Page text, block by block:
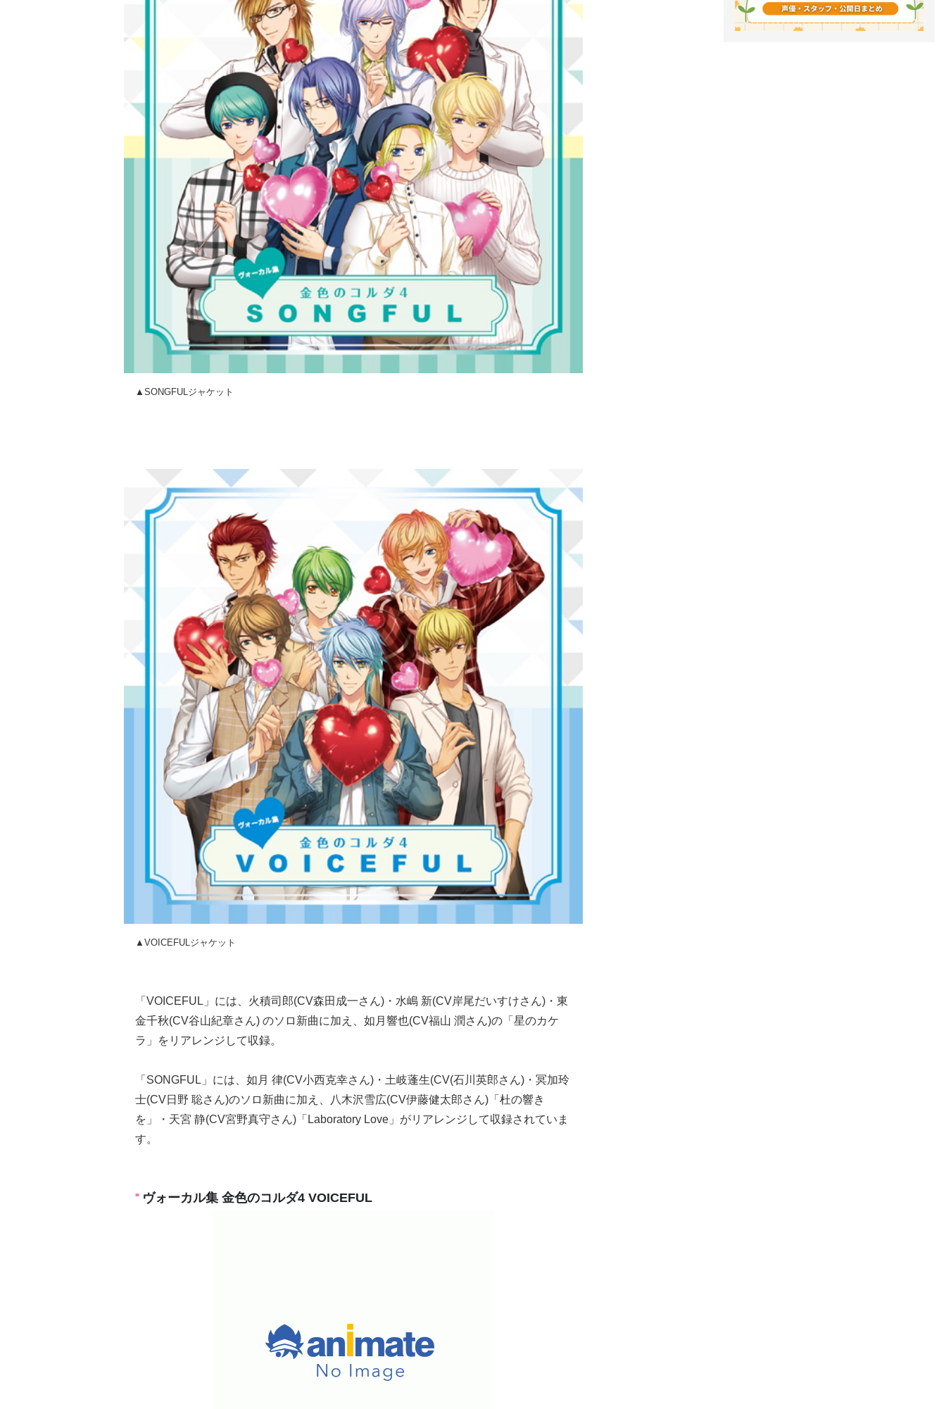
▲SONGFULジャケット
▲VOICEFULジャケット
「VOICEFUL」には、火積司郎(CV森田成一さん)・水嶋 新(CV岸尾だいすけさん)・東
金千秋(CV谷山紀章さん) のソロ新曲に加え、如月響也(CV福山 潤さん)の「星のカケ
ラ」をリアレンジして収録。
「SONGFUL」には、如月 律(CV小西克幸さん)・土岐蓬生(CV(石川英郎さん)・冥加玲
士(CV日野 聡さん)のソロ新曲に加え、八木沢雪広(CV伊藤健太郎さん)「杜の響き
を」・天宮 静(CV宮野真守さん)「Laboratory Love」がリアレンジして収録されていま
す。
ヴォーカル集 金色のコルダ4 VOICEFUL